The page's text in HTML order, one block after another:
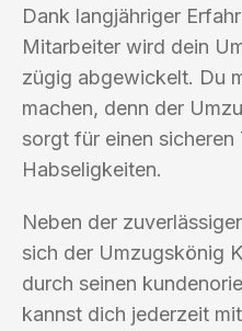
Dank langjähriger
Mitarbeiter wird dein
zügig abgewickelt. Du
machen, denn der
sorgt für einen sicheren
Habseligkeiten.
Neben der
sich der Umzugskönig
durch seinen
kannst dich jederzeit